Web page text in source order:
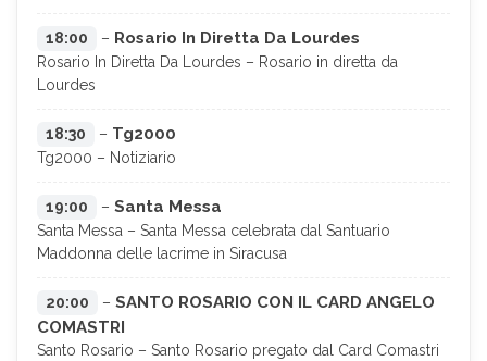
18:00 – Rosario In Diretta Da Lourdes
Rosario In Diretta Da Lourdes – Rosario in diretta da
Lourdes
18:30 – Tg2000
Tg2000 – Notiziario
19:00 – Santa Messa
Santa Messa – Santa Messa celebrata dal Santuario
Maddonna delle lacrime in Siracusa
20:00 – SANTO ROSARIO CON IL CARD ANGELO
COMASTRI
Santo Rosario – Santo Rosario pregato dal Card Comastri